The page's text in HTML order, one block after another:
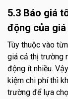
5.3 Báo giá
động của
Tùy thuộc vào
giá cả thị trường
động ít nhiều.
kiệm chi phí thì
trường để lựa